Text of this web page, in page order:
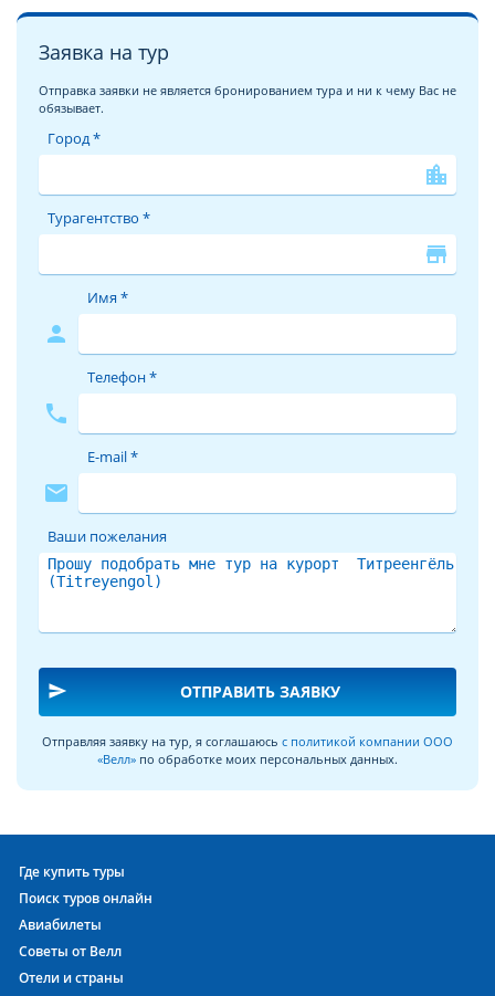
Заявка на тур
Отправка заявки не является бронированием тура и ни к чему Вас не
обязывает.
Город *
location_city
Турагентство *
store
person
Имя *
phone
Телефон *
mail
E-mail *
Ваши пожелания
send ОТПРАВИТЬ ЗАЯВКУ
Отправляя заявку на тур, я соглашаюсь с политикой компании ООО
«Велл» по обработке моих персональных данных.
Где купить туры
Поиск туров онлайн
Авиабилеты
Советы от Велл
Отели и страны